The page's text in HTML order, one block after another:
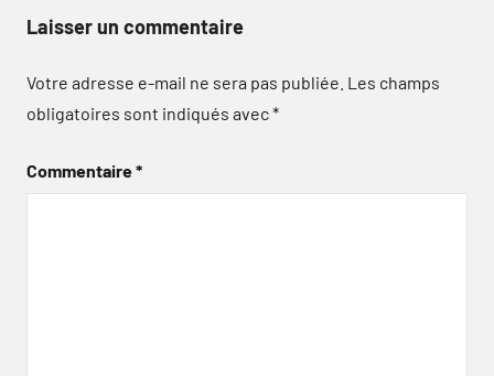
Laisser un commentaire
Votre adresse e-mail ne sera pas publiée. Les champs
obligatoires sont indiqués avec*
Commentaire*